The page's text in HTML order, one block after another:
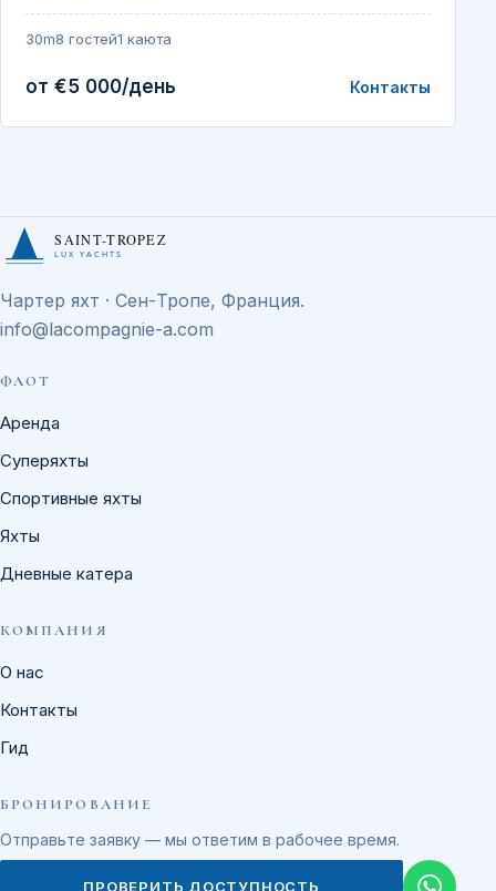
30m8 гостей1 каюта
от €5 000/день Контакты
SAINT-TROPEZ
LUX YACHTS
Чартер яхт · Сен-Тропе, Франция.
info@lacompagnie-a.com
ФЛОТ
Аренда
Суперяхты
Спортивные яхты
Яхты
Дневные катера
КОМПАНИЯ
О нас
Контакты
Гид
БРОНИРОВАНИЕ
Отправьте заявку — мы ответим в рабочее время.
ПРОВЕРИТЬ ДОСТУПНОСТЬ